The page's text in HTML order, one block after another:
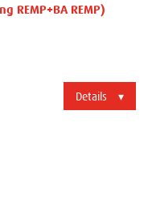
REMP+BA REMP)
Details